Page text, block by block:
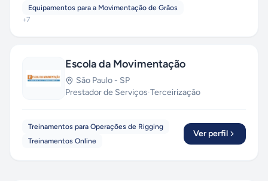
Equipamentos para a Movimentação de Grãos
+7
Escola da Movimentação
São Paulo - SP
Prestador de Serviços·Terceirização
Treinamentos para Operações de Rigging
Treinamentos Online
Ver perfil